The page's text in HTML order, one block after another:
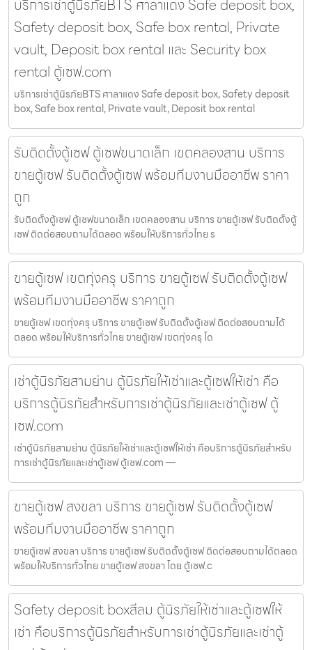
บริการเช่าตู้นิรภัยBTS ศาลาแดง Safe deposit box,
Safety deposit box, Safe box rental, Private
vault, Deposit box rental และ Security box
rental ตู้เซฟ.com
บริการเช่าตู้นิรภัยBTS ศาลาแดง Safe deposit box, Safety deposit
box, Safe box rental, Private vault, Deposit box rental
รับติดตั้งตู้เซฟ ตู้เซฟขนาดเล็ก เขตคลองสาน บริการ
ขายตู้เซฟ รับติดตั้งตู้เซฟ พร้อมทีมงานมืออาชีพ ราคา
ถูก
รับติดตั้งตู้เซฟ ตู้เซฟขนาดเล็ก เขตคลองสาน บริการ ขายตู้เซฟ รับติดตั้งตู้
เซฟ ติดต่อสอบถามได้ตลอด พร้อมให้บริการทั่วไทย ร
ขายตู้เซฟ เขตทุ่งครุ บริการ ขายตู้เซฟ รับติดตั้งตู้เซฟ
พร้อมทีมงานมืออาชีพ ราคาถูก
ขายตู้เซฟ เขตทุ่งครุ บริการ ขายตู้เซฟ รับติดตั้งตู้เซฟ ติดต่อสอบถามได้
ตลอด พร้อมให้บริการทั่วไทย ขายตู้เซฟ เขตทุ่งครุ โด
เช่าตู้นิรภัยสามย่าน ตู้นิรภัยให้เช่าและตู้เซฟให้เช่า คือ
บริการตู้นิรภัยสำหรับการเช่าตู้นิรภัยและเช่าตู้เซฟ ตู้
เซฟ.com
เช่าตู้นิรภัยสามย่าน ตู้นิรภัยให้เช่าและตู้เซฟให้เช่า คือบริการตู้นิรภัยสำหรับ
การเช่าตู้นิรภัยและเช่าตู้เซฟ ตู้เซฟ.com —
ขายตู้เซฟ สงขลา บริการ ขายตู้เซฟ รับติดตั้งตู้เซฟ
พร้อมทีมงานมืออาชีพ ราคาถูก
ขายตู้เซฟ สงขลา บริการ ขายตู้เซฟ รับติดตั้งตู้เซฟ ติดต่อสอบถามได้ตลอด
พร้อมให้บริการทั่วไทย ขายตู้เซฟ สงขลา โดย ตู้เซฟ.c
Safety deposit boxสีลม ตู้นิรภัยให้เช่าและตู้เซฟให้
เช่า คือบริการตู้นิรภัยสำหรับการเช่าตู้นิรภัยและเช่าตู้